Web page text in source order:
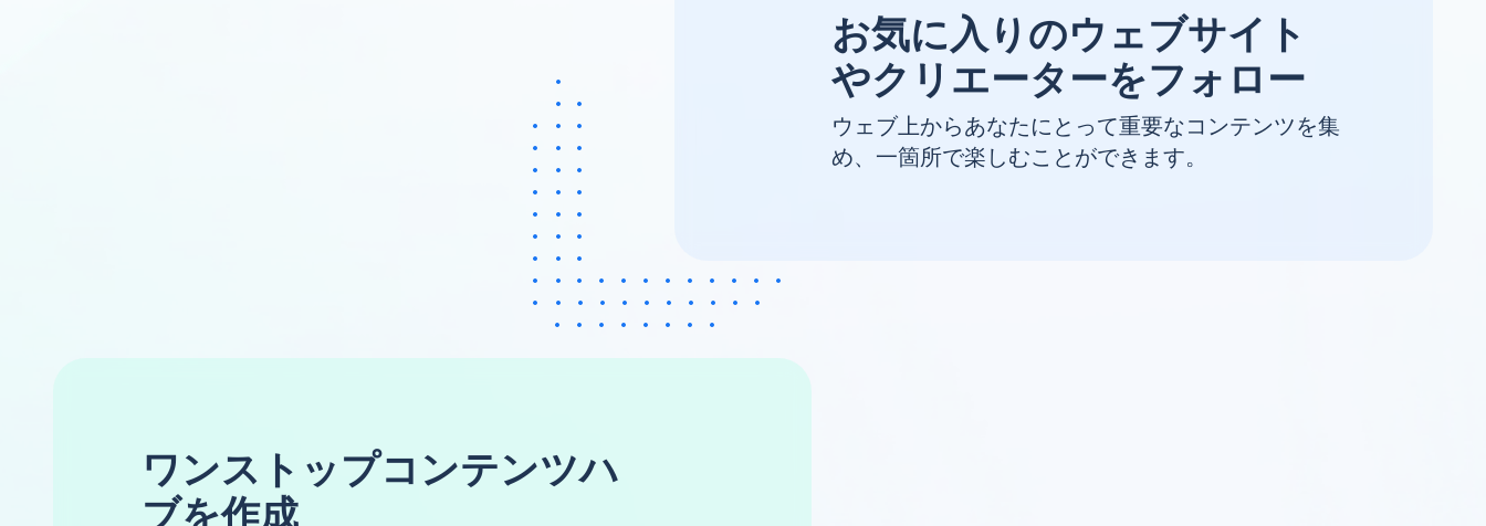
お気に入りのウェブサイト
やクリエーターをフォロー
ウェブ上からあなたにとって重要なコンテンツを集
め、一箇所で楽しむことができます。
ワンストップコンテンツハ
ブを作成